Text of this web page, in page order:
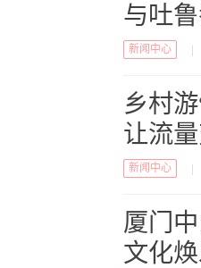
与吐
新闻中心
乡村
让流
新闻中心
厦门
文化